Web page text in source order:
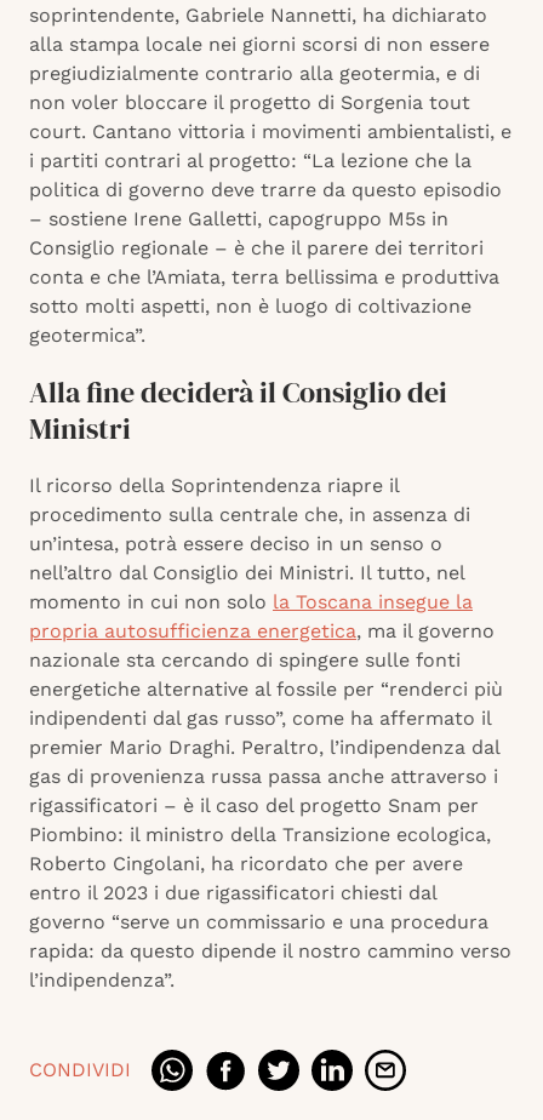
soprintendente, Gabriele Nannetti, ha dichiarato
alla stampa locale nei giorni scorsi di non essere
pregiudizialmente contrario alla geotermia, e di
non voler bloccare il progetto di Sorgenia tout
court. Cantano vittoria i movimenti ambientalisti, e
i partiti contrari al progetto: “La lezione che la
politica di governo deve trarre da questo episodio
– sostiene Irene Galletti, capogruppo M5s in
Consiglio regionale – è che il parere dei territori
conta e che l’Amiata, terra bellissima e produttiva
sotto molti aspetti, non è luogo di coltivazione
geotermica”.
Alla fine deciderà il Consiglio dei
Ministri
Il ricorso della Soprintendenza riapre il
procedimento sulla centrale che, in assenza di
un’intesa, potrà essere deciso in un senso o
nell’altro dal Consiglio dei Ministri. Il tutto, nel
momento in cui non solo la Toscana insegue la
propria autosufficienza energetica, ma il governo
nazionale sta cercando di spingere sulle fonti
energetiche alternative al fossile per “renderci più
indipendenti dal gas russo”, come ha affermato il
premier Mario Draghi. Peraltro, l’indipendenza dal
gas di provenienza russa passa anche attraverso i
rigassificatori – è il caso del progetto Snam per
Piombino: il ministro della Transizione ecologica,
Roberto Cingolani, ha ricordato che per avere
entro il 2023 i due rigassificatori chiesti dal
governo “serve un commissario e una procedura
rapida: da questo dipende il nostro cammino verso
l’indipendenza”.
CONDIVIDI